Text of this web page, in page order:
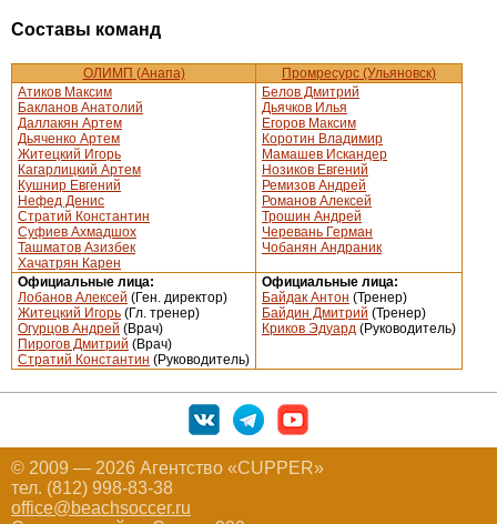
Составы команд
ОЛИМП (Анапа)
Промресурс (Ульяновск)
Атиков Максим
Бакланов Анатолий
Даллакян Артем
Дьяченко Артем
Житецкий Игорь
Кагарлицкий Артем
Кушнир Евгений
Нефед Денис
Стратий Константин
Суфиев Ахмадшох
Ташматов Азизбек
Хачатрян Карен
Белов Дмитрий
Дьячков Илья
Егоров Максим
Коротин Владимир
Мамашев Искандер
Нозиков Евгений
Ремизов Андрей
Романов Алексей
Трошин Андрей
Черевань Герман
Чобанян Андраник
Официальные лица:
Лобанов Алексей (Ген. директор)
Житецкий Игорь (Гл. тренер)
Огурцов Андрей (Врач)
Пирогов Дмитрий (Врач)
Стратий Константин (Руководитель)
Официальные лица:
Байдак Антон (Тренер)
Байдин Дмитрий (Тренер)
Криков Эдуард (Руководитель)
© 2009 — 2026 Агентство «CUPPER»
тел. (812) 998-83-38
office@beachsoccer.ru